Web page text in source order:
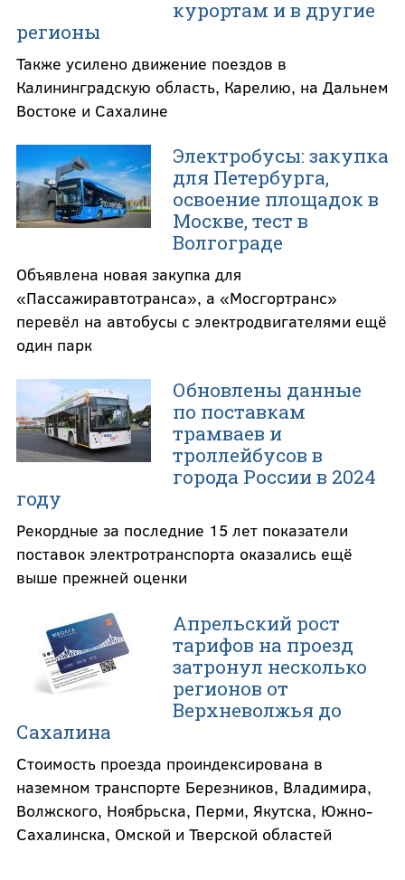
курортам и в другие
регионы
Также усилено движение поездов в
Калининградскую область, Карелию, на Дальнем
Востоке и Сахалине
Электробусы: закупка
для Петербурга,
освоение площадок в
Москве, тест в
Волгограде
Объявлена новая закупка для
«Пассажиравтотранса», а «Мосгортранс»
перевёл на автобусы с электродвигателями ещё
один парк
Обновлены данные
по поставкам
трамваев и
троллейбусов в
города России в 2024
году
Рекордные за последние 15 лет показатели
поставок электротранспорта оказались ещё
выше прежней оценки
Апрельский рост
тарифов на проезд
затронул несколько
регионов от
Верхневолжья до
Сахалина
Стоимость проезда проиндексирована в
наземном транспорте Березников, Владимира,
Волжского, Ноябрьска, Перми, Якутска, Южно-
Сахалинска, Омской и Тверской областей